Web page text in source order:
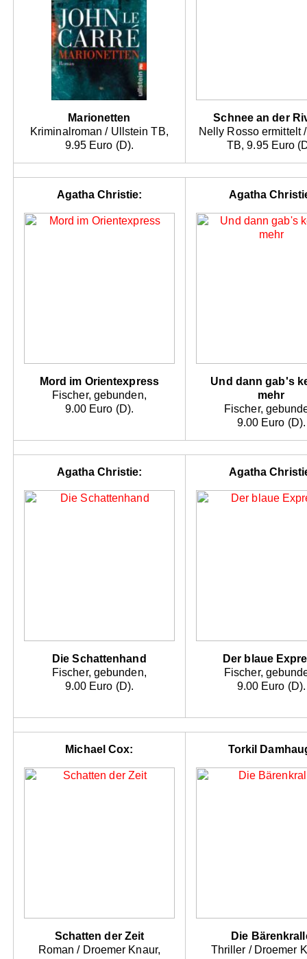
Marionetten
Kriminalroman / Ullstein TB,
9.95 Euro (D).
Schnee an der
Nelly Rosso ermittelt
TB, 9.95 Euro
Agatha Christie:
Mord im Orientexpress
Fischer, gebunden,
9.00 Euro (D).
Agatha
Und dann gab's
mehr
Fischer,
9.00 Euro (D).
Agatha Christie:
Die Schattenhand
Fischer, gebunden,
9.00 Euro (D).
Agatha
Der blaue
Fischer,
9.00 Euro (D).
Michael Cox:
Schatten der Zeit
Roman / Droemer Knaur,
Torkil
Die
Thriller / Droemer